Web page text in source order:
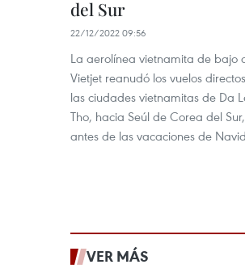
del Sur
22/12/2022 09:56
La aerolínea vietnamita de bajo
Vietjet reanudó los vuelos
las ciudades vietnamitas de Da
Tho, hacia Seúl de Corea del
antes de las vacaciones de
VER MÁS